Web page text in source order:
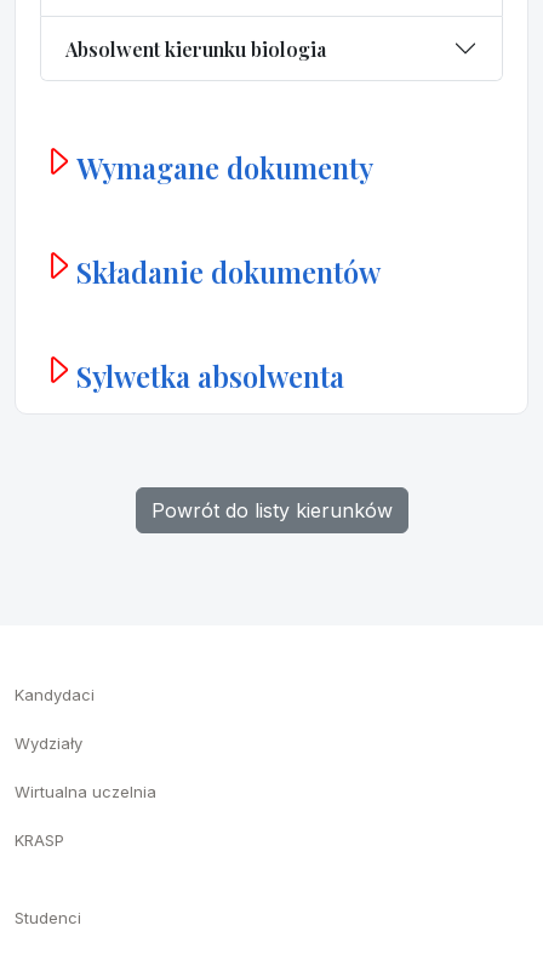
Absolwent kierunku biologia
Wymagane dokumenty
Składanie dokumentów
Sylwetka absolwenta
Powrót do listy kierunków
Kandydaci
Wydziały
Wirtualna uczelnia
KRASP
Studenci